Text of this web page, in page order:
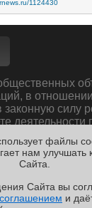
1124430
в
законную силу
деятельности
файлы
нам улучшать
Cайта.
Cайта вы
и